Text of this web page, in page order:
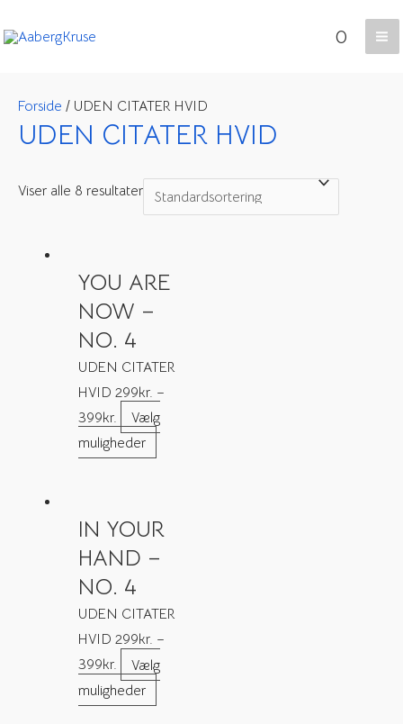
til
0
Forside / UDEN CITATER HVID
UDEN CITATER HVID
Viser alle 8 resultater
YOU ARE
NOW –
NO. 4
UDEN CITATER
HVID 299kr. –
399kr.
Vælg
muligheder
IN YOUR
HAND –
NO. 4
UDEN CITATER
HVID 299kr. –
399kr.
Vælg
muligheder